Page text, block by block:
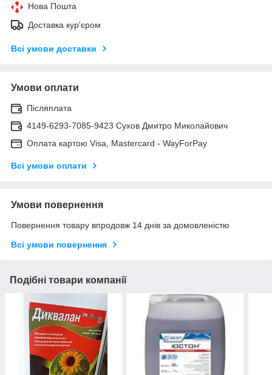
Нова Пошта
Доставка кур'єром
Всі умови доставки
Умови оплати
Післяплата
4149-6293-7085-9423 Сухов Дмитро Миколайович
Оплата картою Visa, Mastercard - WayForPay
Всі умови оплати
Умови повернення
Повернення товару впродовж 14 днів за домовленістю
Всі умови повернення
Подібні товари компанії